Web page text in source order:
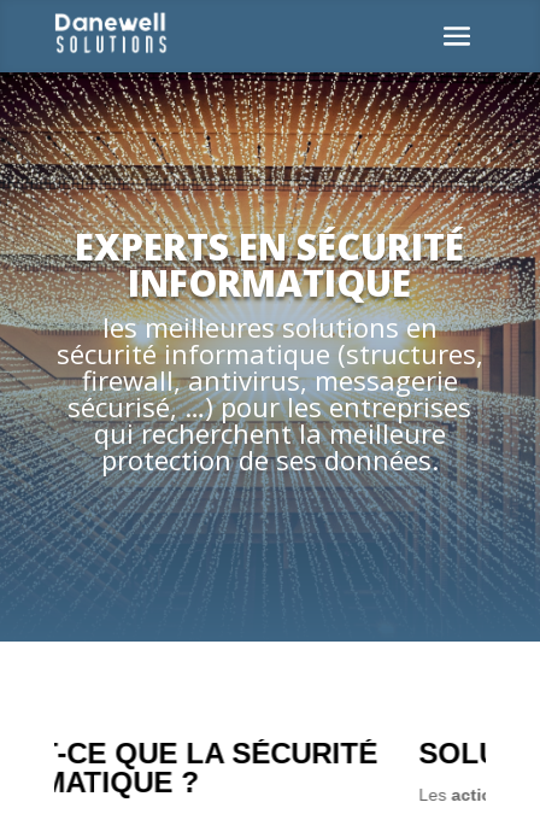
EXPERTS EN SÉCURITÉ
INFORMATIQUE
les meilleures solutions en
sécurité informatique (structures,
firewall, antivirus, messagerie
sécurisé, …) pour les entreprises
qui recherchent la meilleure
protection de ses données.
SOLUTIONS PRÉVENTIVES
Lesactions préventives premières actionsà